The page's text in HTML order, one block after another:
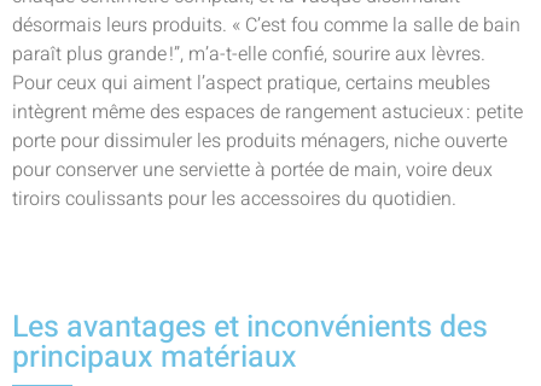
désormais leurs produits. « C’est fou comme la salle de bain
paraît plus grande !”, m’a-t-elle confié, sourire aux lèvres.
Pour ceux qui aiment l’aspect pratique, certains meubles
intègrent même des espaces de rangement astucieux : petite
porte pour dissimuler les produits ménagers, niche ouverte
pour conserver une serviette à portée de main, voire deux
tiroirs coulissants pour les accessoires du quotidien.
Les avantages et inconvénients des
principaux matériaux